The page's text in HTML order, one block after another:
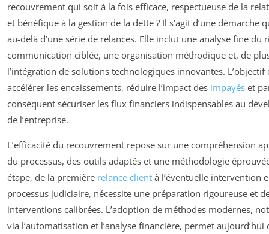
recouvrement qui soit à la fois efficace, respectueuse de la
et bénéfique à la gestion de la dette ? Il s’agit d’une démarche
au-delà d’une série de relances. Elle inclut une analyse fine du
communication ciblée, une organisation méthodique et, de
l’intégration de solutions technologiques innovantes. L’objectif
accélérer les encaissements, réduire l’impact des impayés et
conséquent sécuriser les flux financiers indispensables au
de l’entreprise.
L’efficacité du recouvrement repose sur une compréhension
du processus, des outils adaptés et une méthodologie
étape, de la première relance client à l’éventuelle intervention
processus judiciaire, nécessite une préparation rigoureuse et
interventions calibrées. L’adoption de méthodes modernes,
via l’automatisation et l’analyse financière, permet aujourd’hui